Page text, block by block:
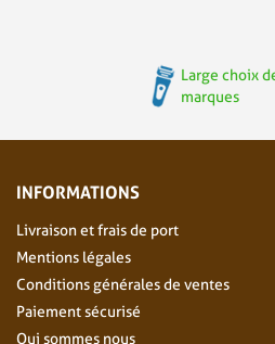
Large choix
marques
INFORMATIONS
Livraison et frais de port
Mentions légales
Conditions générales de ventes
Paiement sécurisé
Qui sommes nous